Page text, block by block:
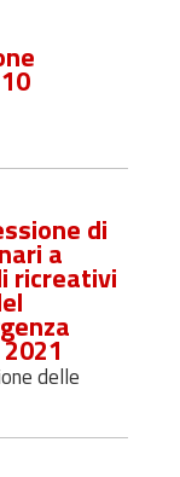
di
a
ricreativi
delle